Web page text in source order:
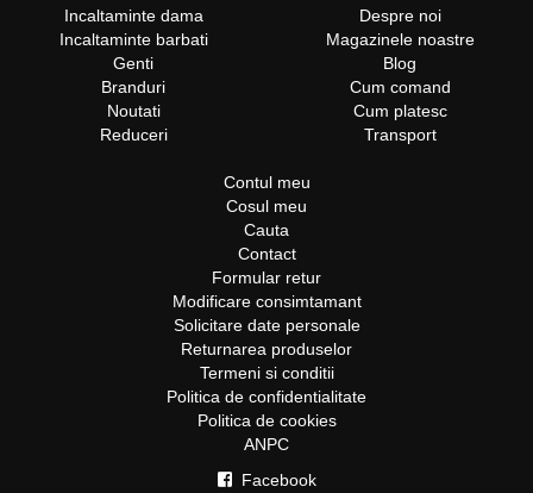
Incaltaminte dama
Incaltaminte barbati
Genti
Branduri
Noutati
Reduceri
Despre noi
Magazinele noastre
Blog
Cum comand
Cum platesc
Transport
Contul meu
Cosul meu
Cauta
Contact
Formular retur
Modificare consimtamant
Solicitare date personale
Returnarea produselor
Termeni si conditii
Politica de confidentialitate
Politica de cookies
ANPC
Facebook